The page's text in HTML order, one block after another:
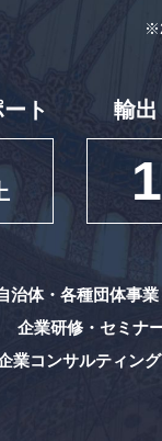
ト 輸出
治体・各種団体事
企業研修・セミナ
業コンサルティ